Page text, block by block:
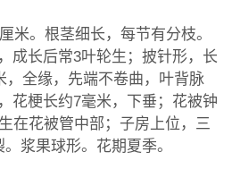
米。根茎细长，每节有分枝。
成长后常3叶轮生；披针形，长
，全缘，先端不卷曲，叶背脉
花梗长约7毫米，下垂；花被钟
在花被管中部；子房上位，三
浆果球形。花期夏季。